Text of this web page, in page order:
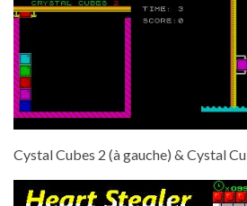
Cystal Cubes 2 (à gauche) & Cystal